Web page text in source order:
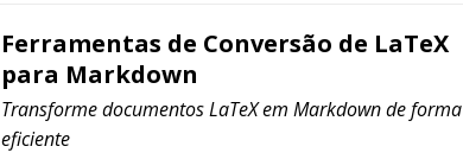
Ferramentas de Conversão de LaTeX
para Markdown
Transforme documentos LaTeX em Markdown de forma
eficiente